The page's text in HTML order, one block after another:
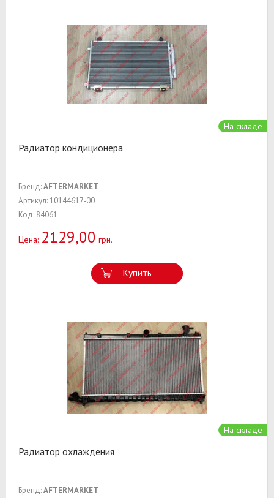
На складе
Радиатор кондиционера
Бренд:AFTERMARKET
Артикул: 10144617-00
Код: 84061
Цена: 2129,00 грн.
Купить
На складе
Радиатор охлаждения
Бренд:AFTERMARKET